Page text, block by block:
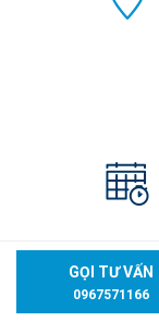
GỌI TƯ VẤN
0967571166